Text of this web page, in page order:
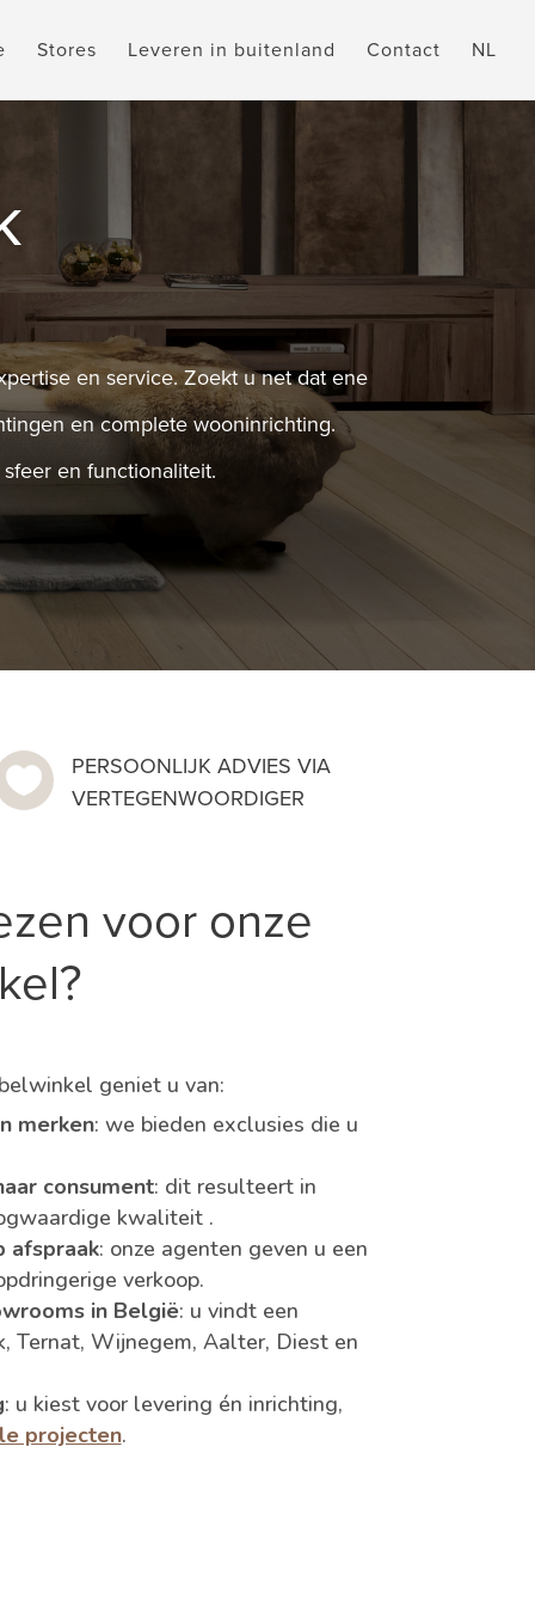
Stores Leveren in buitenland Contact NL
en service. Zoekt u net dat ene
en complete wooninrichting.
en functionaliteit.

PERSOONLIJK ADVIES VIA
VERTEGENWOORDIGER
voor onze
geniet u van:
merken: we bieden exclusies die u
consument: dit resulteert in
kwaliteit .
afspraak: onze agenten geven u een
verkoop.
in België: u vindt een
Ternat, Wijnegem, Aalter, Diest en
: u kiest voor levering én inrichting,
projecten.